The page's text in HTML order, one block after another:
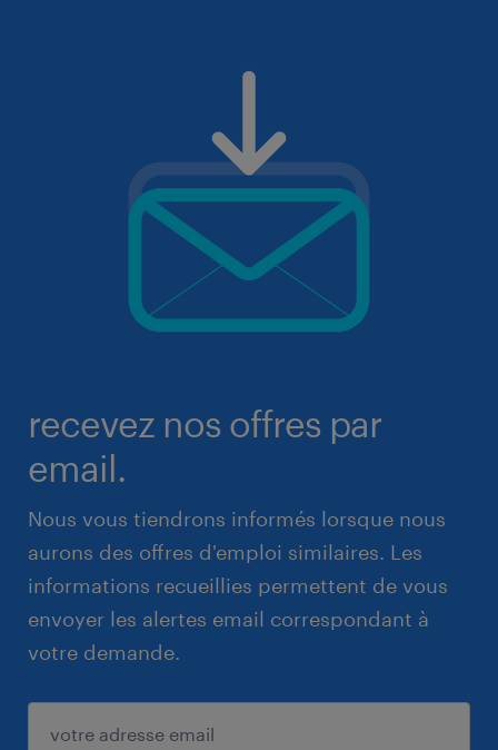
recevez nos offres par
email.
Nous vous tiendrons informés lorsque nous
aurons des offres d'emploi similaires. Les
informations recueillies permettent de vous
envoyer les alertes email correspondant à
votre demande.